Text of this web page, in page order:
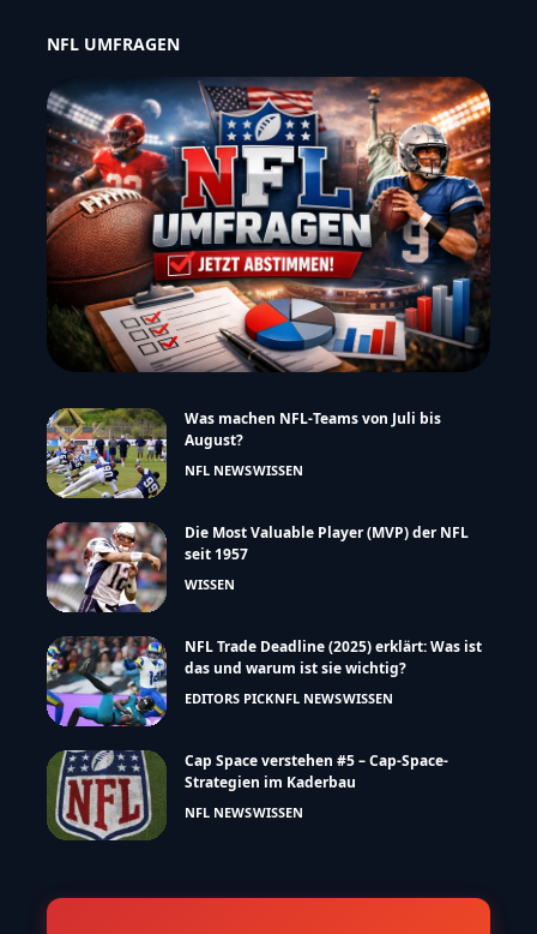
NFL UMFRAGEN
Was machen NFL-Teams von Juli bis
August?
NFL NEWSWISSEN
Die Most Valuable Player (MVP) der NFL
seit 1957
WISSEN
NFL Trade Deadline (2025) erklärt: Was ist
das und warum ist sie wichtig?
EDITORS PICKNFL NEWSWISSEN
Cap Space verstehen #5 – Cap-Space-
Strategien im Kaderbau
NFL NEWSWISSEN